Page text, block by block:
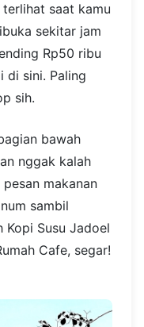
saat kamu
sekitar jam
Rp50 ribu
di sini. Paling
sih.
bawah
nggak kalah
makanan
sambil
Susu Jadoel
Cafe, segar!